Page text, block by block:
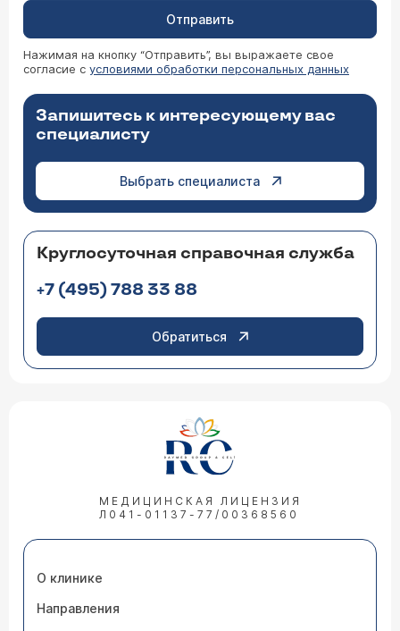
Отправить
Нажимая на кнопку “Отправить”, вы выражаете свое
согласие с условиями обработки персональных данных
Запишитесь к интересующему вас
специалисту
Выбрать специалиста
Круглосуточная справочная служба
+7 (495) 788 33 88
Обратиться
МЕДИЦИНСКАЯ ЛИЦЕНЗИЯ
Л041-01137-77/00368560
О клинике
Направления